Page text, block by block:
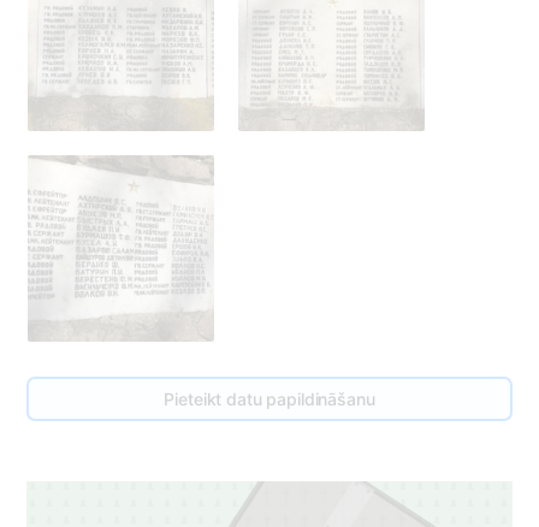
Pieteikt datu papildināšanu